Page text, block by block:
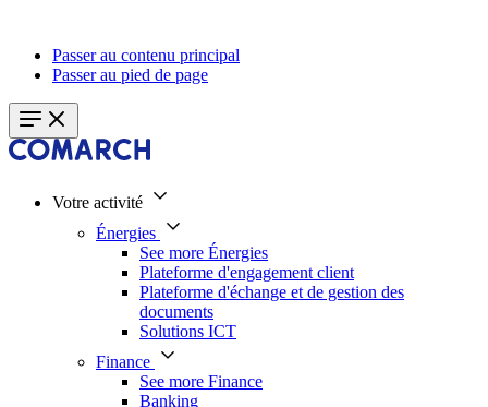
Passer au contenu principal
Passer au pied de page
Votre activité
Énergies
See more Énergies
Plateforme d'engagement client
Plateforme d'échange et de gestion des
documents
Solutions ICT
Finance
See more Finance
Banking